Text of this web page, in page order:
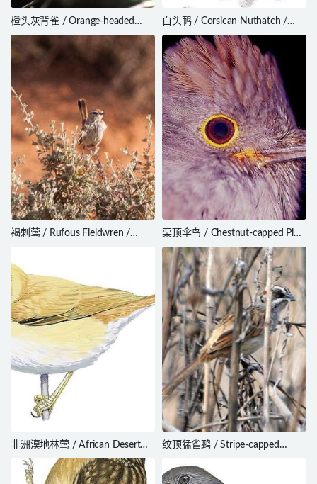
橙头灰背雀 / Orange-headed
Tanager / Thlypopsis sordida
白头䴓 / Corsican Nuthatch /
Sitta whiteheadi
褐刺莺 / Rufous Fieldwren /
栗顶伞鸟 / Chestnut-capped Piha
/ Lipaugus weberi
非洲漠地林莺 / African Desert
Warbler / Curruca deserti
纹顶猛雀鹀 / Stripe-capped
strigiceps